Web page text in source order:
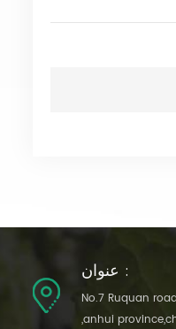
عنوان :
No.7 Ruquan
,anhui